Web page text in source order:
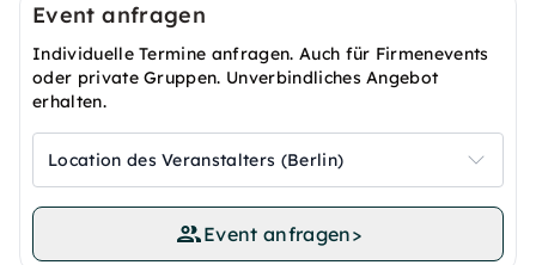
Event anfragen
Individuelle Termine anfragen. Auch für Firmenevents
oder private Gruppen. Unverbindliches Angebot
erhalten.
Location des Veranstalters (Berlin)
Event anfragen>